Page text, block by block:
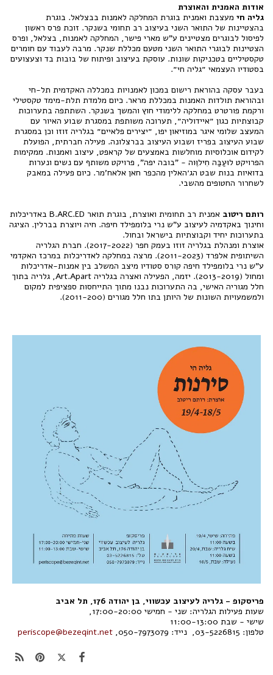
אודות האמנית והאוצרת
גליה חי מעצבת ואמנית בוגרת המחלקה לאמנות בבצלאל. בוגרת
בהצטיינות של התואר השני בעיצוב רב תחומי בשנקר. זוכת פרס ראשון
לפיסול לבוגרים מצטיינים ע"ש מארי פישר, המחלקה לאמנות, בצלאל, ופרס
הצטיינות לבוגרי התואר השני מטעם מכללת שנקר. מרבה לעבוד עם חומרים
טקסטיליים בטכניקות שונות. עוסקת בעיצוב ופיתוח של בובות בד וצעצועים
בסטודיו העצמאי ״גליה חי״.
בעבר עסקה בהוראת רישום במכון לאמנויות במכללה האקדמית תל-חי
ובהוראת תולדות האמנות במכללת מראר. כיום מלמדת תלת-מימד טקסטילי
ורקמת פורטרט במחלקה ללימודי חוץ והמשך בשנקר. השתתפה בתערוכות
קבוצתיות כגון ״איידוליה״, תערוכה משותפת במסגרת שבוע האיור עם
המעצב שלומי איגר במוזיאון יפו, ״יצירים פלאיים״ בגלריה זוזו וכן במסגרת
שבוע העיצוב בפריז ושבוע העיצוב בברצלונה. פעילה חברתית, הפועלת
לקידום אוכלוסיות מוחלשות באמצעים של קראפט, עיצוב ואמנות. ממקימות
הפרויקט לוּעַבַּה חִילוֶּוה - "בובה יפה", פרויקט משותף עם נשים ונערות
בדואיות בנות שבט הג׳האלין מהכפר חאן אלאח'מר. כיום פעילה במאבק
לשחרור החטופים מהשבי.
רותם ריטוב
אמנית רב תחומית ואוצרת, בוגרת תואר B.ARC.ED באדריכלות
וחינוך באקדמיה לעיצוב ע"ש נרי בלומפילד חיפה. חיה ויוצרת בברלין. הציגה
בתערוכות יחיד וקבוצתיות בישראל ובחול.
אוצרת ומנהלת בגלריה זוזו בעמק חפר (2017-2022). חברת הגלריה
השיתופית אלפרד (2011-2023). מרצה במחלקה לאדריכלות במרכז האקדמי
ע"ש נרי בלומפילד חיפה קורס סטודיו מיצב המשלב בין אמנות-אדריכלות
ומחול (2013-2019). יזמה, הפעילה ואצרה בגלריה Art.Apart, גלריה בתוך
חלל מגוריה האישי, בה התערוכות נבנו מתוך התייחסות ספציפית למקום
ולמשמעויות השונות של היותן בתו חלל מגורים (2011-200).
פריסקופ - גלריה לעיצוב עכשווי, בן יהודה 176, תל אביב
שעות פעילות הגלריה: שני - חמישי 17:00-20:00,
שישי - שבת 11:00-13:00
טלפון: 03-5226815, נייד: 050-7973079,
periscope@bezeqint.net